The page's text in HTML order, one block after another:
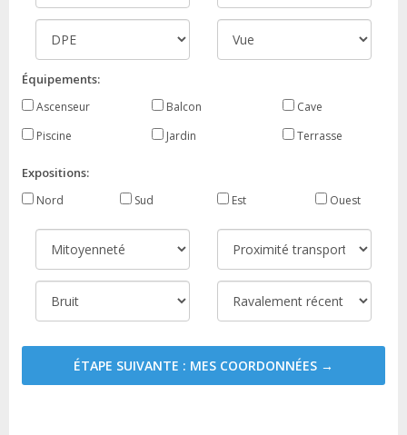
Équipements:
Ascenseur Balcon
Cave
Piscine
Jardin Terrasse
Expositions:
Nord Sud Est Ouest
ÉTAPE SUIVANTE : MES COORDONNÉES →